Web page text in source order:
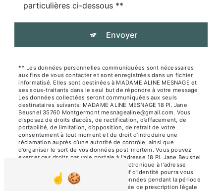
particulières ci-dessous **
Envoyer
** Les données personnelles communiquées sont nécessaires
aux fins de vous contacter et sont enregistrées dans un fichier
informatisé. Elles sont destinées à MADAME ALINE MESNAGE et
ses sous-traitants dans le seul but de répondre à votre message.
Les données collectées seront communiquées aux seuls
destinataires suivants: MADAME ALINE MESNAGE 18 Pl. Jane
Beusnel 35760 Montgermont mesnagealine@gmail.com. Vous
disposez de droits d’accès, de rectification, d’effacement, de
portabilité, de limitation, d’opposition, de retrait de votre
consentement à tout moment et du droit d’introduire une
réclamation auprès d’une autorité de contrôle, ainsi que
d’organiser le sort de vos données post-mortem. Vous pouvez
exercer ces droits par voie postale à l'adresse 18 Pl. Jane Beusnel
35760 Montgermont ou par courrier électronique à l'adresse
mesnagealine@gmail.com. Un justificatif d'identité pourra vous
être demandé. Nous conservons vos données pendant la période
de prise de contact puis pendant la durée de prescription légale